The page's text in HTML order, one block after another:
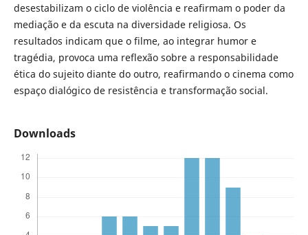
desestabilizam o ciclo de violência e reafirmam o poder da
mediação e da escuta na diversidade religiosa. Os
resultados indicam que o filme, ao integrar humor e
tragédia, provoca uma reflexão sobre a responsabilidade
ética do sujeito diante do outro, reafirmando o cinema como
espaço dialógico de resistência e transformação social.
Downloads